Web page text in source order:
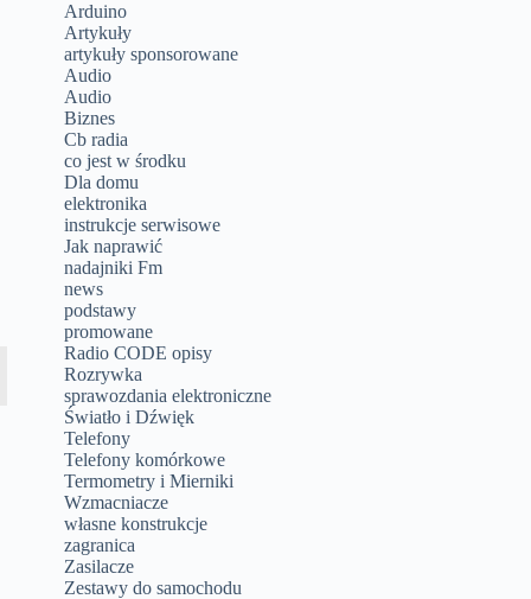
Arduino
Artykuły
artykuły sponsorowane
Audio
Audio
Biznes
Cb radia
co jest w środku
Dla domu
elektronika
instrukcje serwisowe
Jak naprawić
nadajniki Fm
news
podstawy
promowane
Radio CODE opisy
Rozrywka
sprawozdania elektroniczne
Światło i Dźwięk
Telefony
Telefony komórkowe
Termometry i Mierniki
Wzmacniacze
własne konstrukcje
zagranica
Zasilacze
Zestawy do samochodu